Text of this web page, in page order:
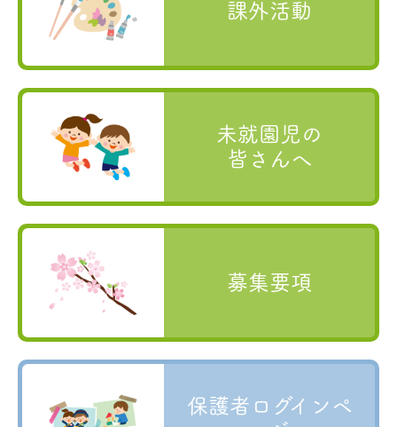
課外活動
未就園児の
皆さんへ
募集要項
保護者ログインペ